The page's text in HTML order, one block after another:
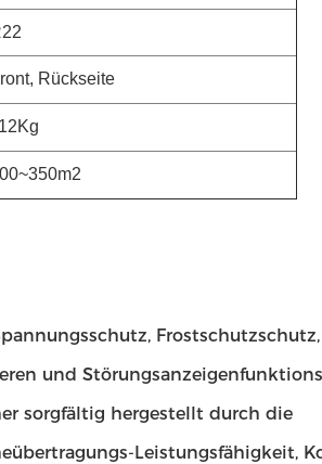
Rückseite
und
sorgfältig hergestellt durch die
Leistungsfähigkeit,